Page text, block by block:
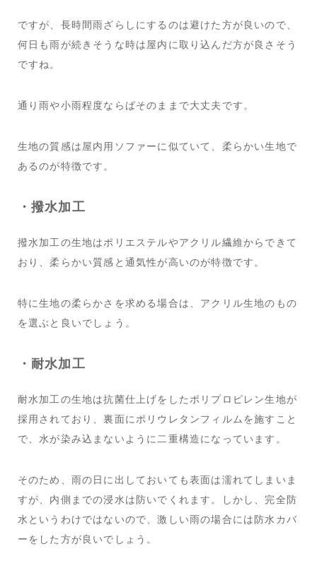
ですが、長時間雨ざらしにするのは避けた方が良いので、
何日も雨が続きそうな時は屋内に取り込んだ方が良さそう
ですね。
通り雨や小雨程度ならばそのままで大丈夫です。
生地の質感は屋内用ソファーに似ていて、柔らかい生地で
あるのが特徴です。
・撥水加工
撥水加工の生地はポリエステルやアクリル繊維からできて
おり、柔らかい質感と通気性が高いのが特徴です。
特に生地の柔らかさを求める場合は、アクリル生地のもの
を選ぶと良いでしょう。
・耐水加工
耐水加工の生地は抗菌仕上げをしたポリプロピレン生地が
採用されており、裏面にポリウレタンフィルムを施すこと
で、水が染み込まないように二重構造になっています。
そのため、雨の日に出しておいても表面は濡れてしまいま
すが、内側までの浸水は防いでくれます。しかし、完全防
水というわけではないので、激しい雨の場合には防水カバ
ーをした方が良いでしょう。